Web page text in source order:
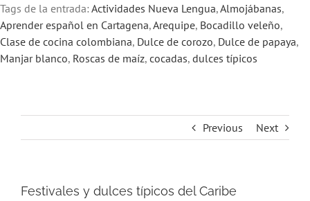
Cursos
Dónde estudiar
Actividades culturales
Alojamiento
Precios e inscripciones
Tags de la entrada: Actividades Nueva Lengua,Almojábanas,
Aprender español en Cartagena,Arequipe, Bocadillo veleño,
Clase de cocina colombiana, Dulce de corozo, Dulce de papaya,
Manjar blanco, Roscas de maíz, cocadas, dulces típicos
Previous Next
Festivales y dulces típicos del Caribe